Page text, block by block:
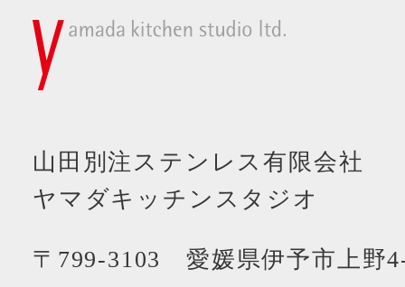
山田別注ステンレス有限会社
ヤマダキッチンスタジオ
〒799-3103 愛媛県伊予市上野